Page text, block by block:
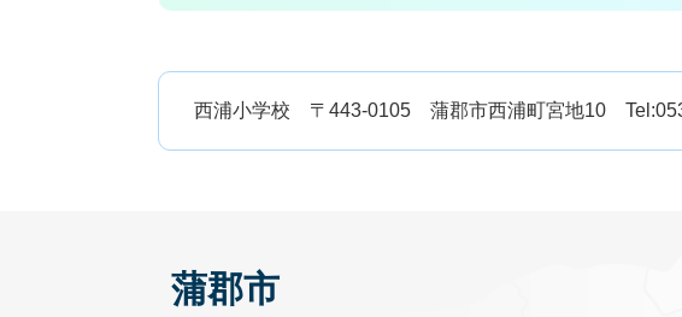
西浦小学校 〒443-0105 蒲郡市西浦町宮地10
蒲郡市